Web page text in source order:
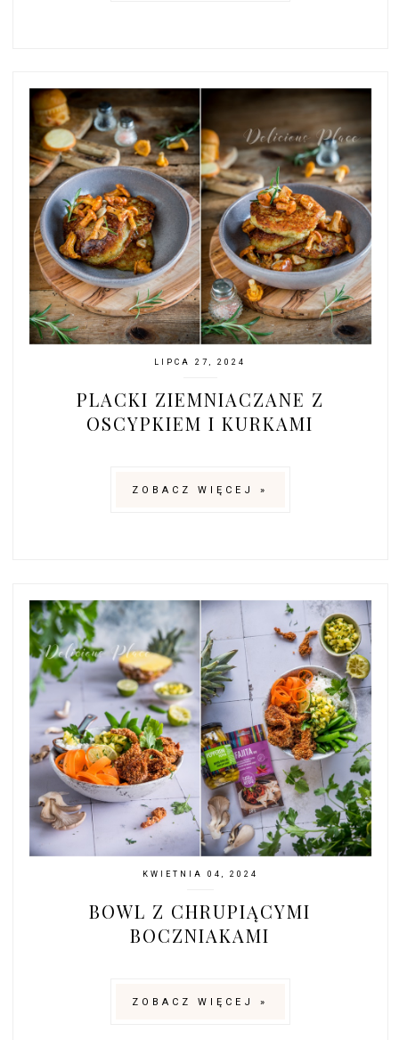
LIPCA 27, 2024
PLACKI ZIEMNIACZANE Z
OSCYPKIEM I KURKAMI
ZOBACZ WIĘCEJ »
KWIETNIA 04, 2024
BOWL Z CHRUPIĄCYMI
BOCZNIAKAMI
ZOBACZ WIĘCEJ »